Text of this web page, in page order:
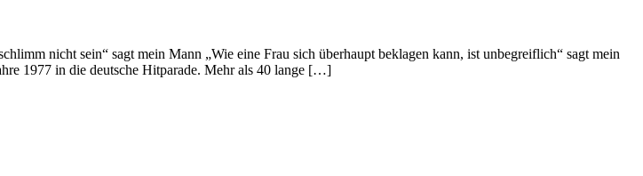
nicht sein“ sagt mein Mann „Wie eine Frau sich überhaupt beklagen kann, ist unbegreiflich“ sagt mein
1977 in die deutsche Hitparade. Mehr als 40 lange […]